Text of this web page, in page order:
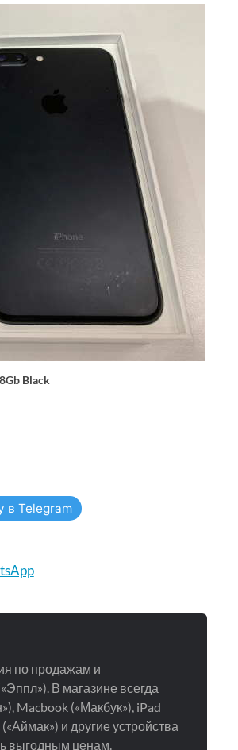
Black
в Telegram
по продажам и
В магазине всегда
Macbook («Макбук»), iPad
и другие устройства
выгодным ценам.